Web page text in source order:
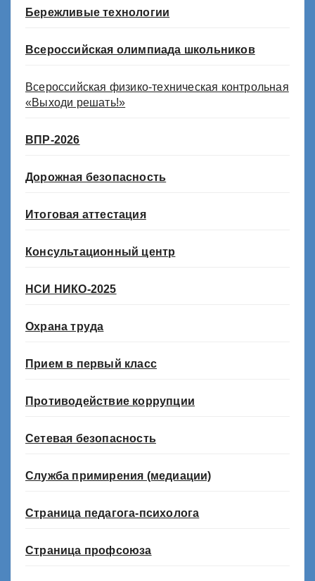
Бережливые технологии
Всероссийская олимпиада школьников
Всероссийская физико-техническая контрольная
«Выходи решать!»
ВПР-2026
Дорожная безопасность
Итоговая аттестация
Консультационный центр
НСИ НИКО-2025
Охрана труда
Прием в первый класс
Противодействие коррупции
Сетевая безопасность
Служба примирения (медиации)
Страница педагога-психолога
Страница профсоюза